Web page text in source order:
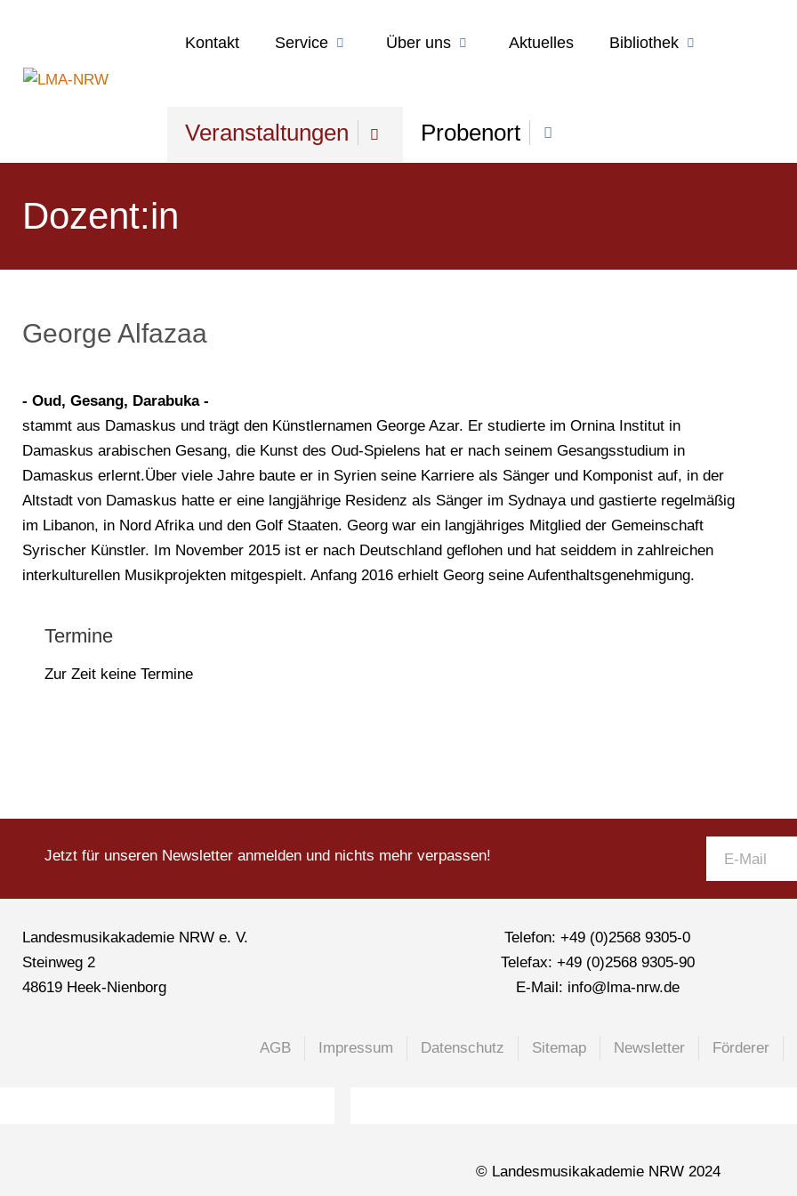
Kontakt Service Über uns Aktuelles Bibliothek
Veranstaltungen Probenort
Dozent:in
George Alfazaa
- Oud, Gesang, Darabuka -
stammt aus Damaskus und trägt den Künstlernamen George Azar. Er studierte im Ornina Institut in
Damaskus arabischen Gesang, die Kunst des Oud-Spielens hat er nach seinem Gesangsstudium in
Damaskus erlernt.Über viele Jahre baute er in Syrien seine Karriere als Sänger und Komponist auf, in der
Altstadt von Damaskus hatte er eine langjährige Residenz als Sänger im Sydnaya und gastierte regelmäßig
im Libanon, in Nord Afrika und den Golf Staaten. Georg war ein langjähriges Mitglied der Gemeinschaft
Syrischer Künstler. Im November 2015 ist er nach Deutschland geflohen und hat seiddem in zahlreichen
interkulturellen Musikprojekten mitgespielt. Anfang 2016 erhielt Georg seine Aufenthaltsgenehmigung.
Termine
Zur Zeit keine Termine
Jetzt für unseren Newsletter anmelden und nichts mehr verpassen!
Landesmusikakademie NRW e. V.
Steinweg 2
48619 Heek-Nienborg
Telefon: +49 (0)2568 9305-0
Telefax: +49 (0)2568 9305-90
E-Mail: info@lma-nrw.de
AGB Impressum Datenschutz Sitemap Newsletter Förderer
© Landesmusikakademie NRW 2024